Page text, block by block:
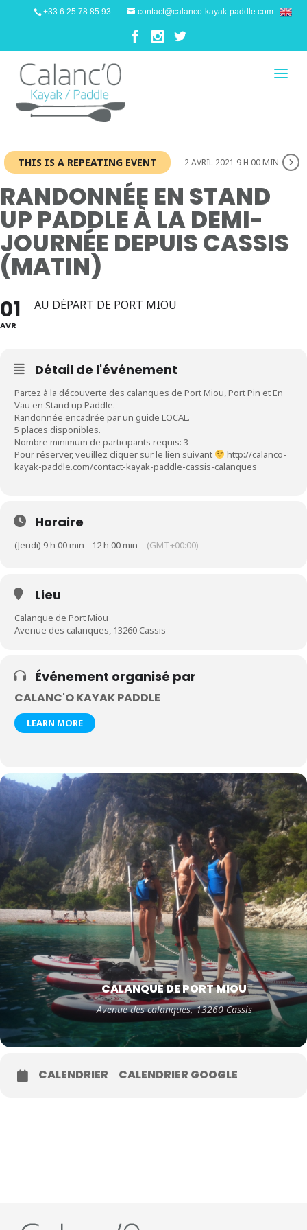
+33 6 25 78 85 93 contact@calanco-kayak-paddle.com
THIS IS A REPEATING EVENT 2 AVRIL 2021 9 H 00 MIN
RANDONNÉE EN STAND
UP PADDLE À LA DEMI-
JOURNÉE DEPUIS CASSIS
(MATIN)
01
AVR
AU DÉPART DE PORT MIOU
Détail de l'événement
Partez à la découverte des calanques de Port Miou, Port Pin et En
Vau en Stand up Paddle.
Randonnée encadrée par un guide LOCAL.
5 places disponibles.
Nombre minimum de participants requis: 3
Pour réserver, veuillez cliquer sur le lien suivant
http://calanco-
kayak-paddle.com/contact-kayak-paddle-cassis-calanques
Horaire
(Jeudi) 9 h 00 min - 12 h 00 min (GMT+00:00)
Lieu
Calanque de Port Miou
Avenue des calanques, 13260 Cassis
Événement organisé par
CALANC'O KAYAK PADDLE
LEARN MORE
CALANQUE DE PORT MIOU
Avenue des calanques, 13260 Cassis
CALENDRIER CALENDRIER GOOGLE